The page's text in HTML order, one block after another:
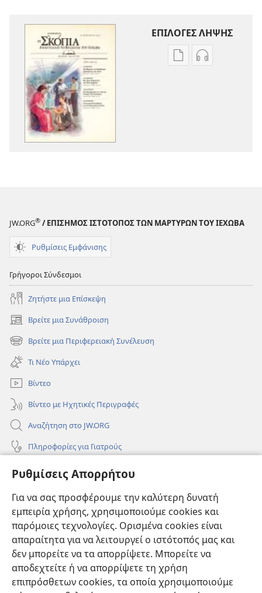
Ρυθμίσεις Απορρήτου
Για να σας προσφέρουμε την καλύτερη δυνατή
εμπειρία χρήσης, χρησιμοποιούμε cookies και
παρόμοιες τεχνολογίες. Ορισμένα cookies είναι
απαραίτητα για να λειτουργεί ο ιστότοπός μας και
δεν μπορείτε να τα απορρίψετε. Μπορείτε να
αποδεχτείτε ή να απορρίψετε τη χρήση
επιπρόσθετων cookies, τα οποία χρησιμοποιούμε
ΕΠΙΛΟΓΕΣ ΛΗΨΗΣ
ΕπιλογέςΕπιλογές
JW.ORG® / ΕΠΙΣΗΜΟΣ ΙΣΤΟΤΟΠΟΣ ΤΩΝ ΜΑΡΤΥΡΩΝ ΤΟΥ ΙΕΧΩΒΑ
Ρυθμίσεις Εμφάνισης
Γρήγοροι Σύνδεσμοι
Ζητήστε μια Επίσκεψη
Βρείτε μια Συνάθροιση
(ανοίγει
νέο
παράθυρο)
Βρείτε μια Περιφερειακή Συνέλευση
(ανοίγει
νέο
παράθυρο)
Τι Νέο Υπάρχει
Βίντεο
Βίντεο με Ηχητικές Περιγραφές
Αναζήτηση στο JW.ORG
Πληροφορίες για Γιατρούς
Πληροφορίες για Επίσημους Φορείς και ΜΜΕ
Συνεισφορές
(ανοίγει
παράθυρο)ΔΙΑΔΙΚΤΥΑΚΗ ΒΙΒΛΙΟΘΗΚΗ της Σκοπιάς™
(ανοίγει
νέο
παράθυρο)
JW Hub ®
(ανοίγει